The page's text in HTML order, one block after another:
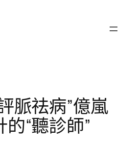
脈祛病”億嵐
“聽診師”